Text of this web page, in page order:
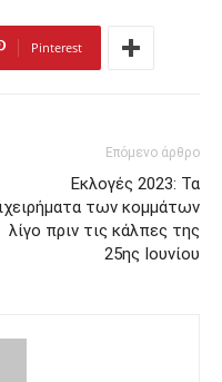
Pinterest
Επόμενο άρθρο
Εκλογές 2023: Τα
των κομμάτων
λίγο πριν τις κάλπες της
25ης Ιουνίου